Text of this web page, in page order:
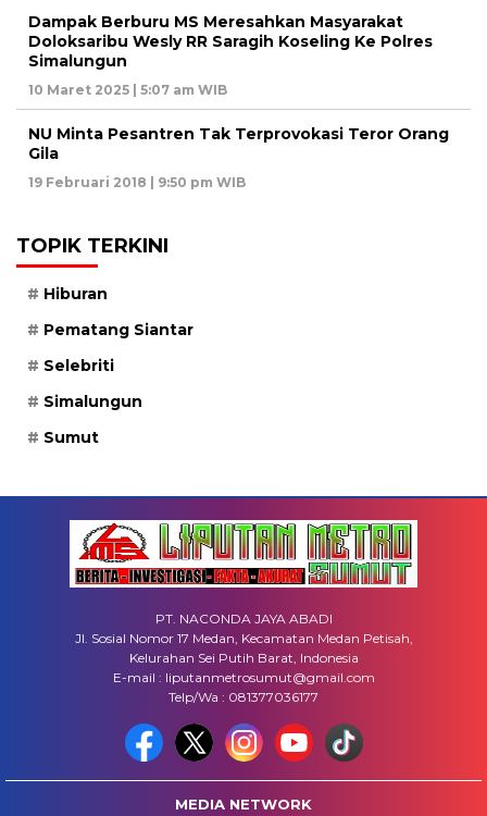
Dampak Berburu MS Meresahkan Masyarakat
Doloksaribu Wesly RR Saragih Koseling Ke Polres
Simalungun
10 Maret 2025 | 5:07 am WIB
NU Minta Pesantren Tak Terprovokasi Teror Orang
Gila
19 Februari 2018 | 9:50 pm WIB
TOPIK TERKINI
Hiburan
Pematang Siantar
Selebriti
Simalungun
Sumut
PT. NACONDA JAYA ABADI
Jl. Sosial Nomor 17 Medan, Kecamatan Medan Petisah,
Kelurahan Sei Putih Barat, Indonesia
E-mail : liputanmetrosumut@gmail.com
Telp/Wa : 081377036177
MEDIA NETWORK